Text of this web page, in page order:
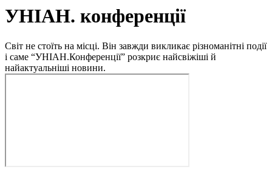
УНІАН. конференції
Світ не стоїть на місці. Він завжди викликає різноманітні події
і саме “УНІАН.Конференції” розкриє найсвіжіші й
найактуальніші новини.